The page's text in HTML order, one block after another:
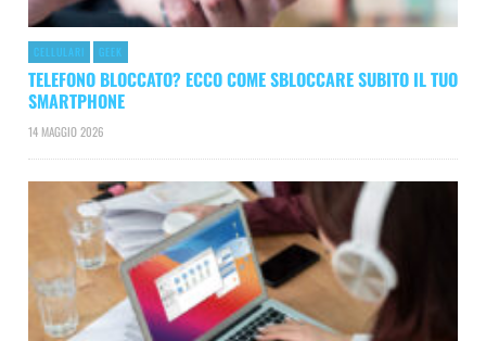
CELLULARI GEEK
TELEFONO BLOCCATO? ECCO COME SBLOCCARE SUBITO IL TUO
SMARTPHONE
14 MAGGIO 2026